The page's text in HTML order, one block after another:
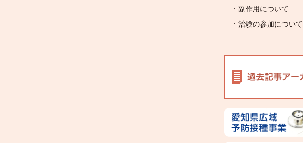
副作用について
治験の参加について